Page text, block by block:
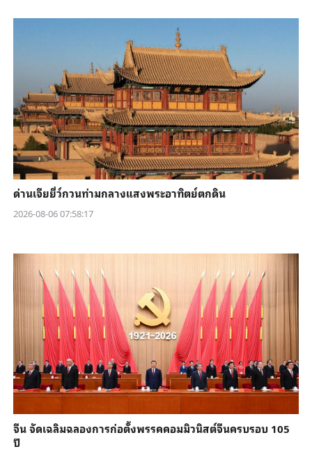
ด่านเจียยี่ว์กวนท่ามกลางแสงพระอาทิตย์ตกดิน
2026-08-06 07:58:17
จีน จัดเฉลิมฉลองการก่อตั้งพรรคคอมมิวนิสต์จีนครบรอบ 105
ปี